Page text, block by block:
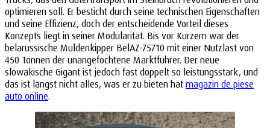
optimieren soll. Er besticht durch seine technischen Eigenschaften
und seine Effizienz, doch der entscheidende Vorteil dieses
Konzepts liegt in seiner Modularität. Bis vor Kurzem war der
belarussische Muldenkipper BelAZ-75710 mit einer Nutzlast von
450 Tonnen der unangefochtene Marktführer. Der neue
slowakische Gigant ist jedoch fast doppelt so leistungsstark, und
das ist längst nicht alles, was er zu bieten hat magazin de piese
auto online.